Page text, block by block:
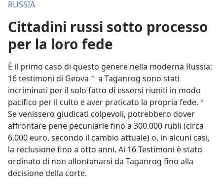
RUSSIA
Cittadini russi sotto processo
per la loro fede
È il primo caso di questo genere nella moderna Russia:
16 testimoni di Geova a a Taganrog sono stati
incriminati per il solo fatto di essersi riuniti in modo
pacifico per il culto e aver praticato la propria fede. b
Se venissero giudicati colpevoli, potrebbero dover
affrontare pene pecuniarie fino a 300.000 rubli (circa
6.000 euro, secondo il cambio attuale) o, in alcuni casi,
la reclusione fino a otto anni. Ai 16 Testimoni è stato
ordinato di non allontanarsi da Taganrog fino alla
decisione della corte.